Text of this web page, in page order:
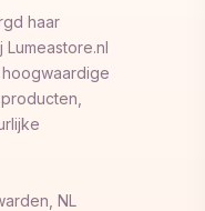
haar
NL